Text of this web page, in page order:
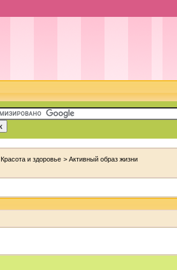
Красота и здоровье > Активный образ жизни